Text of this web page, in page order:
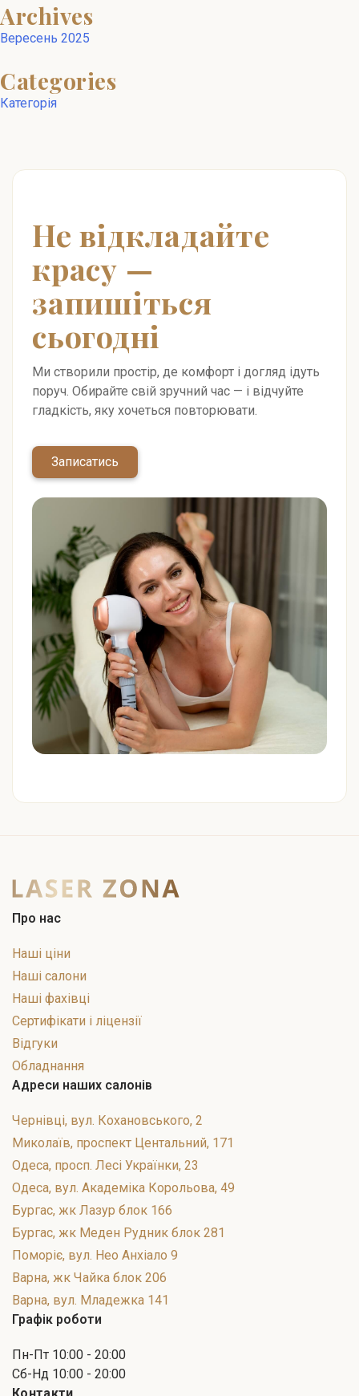
Archives
Вересень 2025
Categories
Категорія
Не відкладайте
красу —
запишіться
сьогодні
Ми створили простір, де комфорт і догляд ідуть
поруч. Обирайте свій зручний час — і відчуйте
гладкість, яку хочеться повторювати.
Записатись
Про нас
Наші ціни
Наші салони
Наші фахівці
Сертифікати і ліцензії
Відгуки
Обладнання
Адреси наших салонів
Чернівці, вул. Кохановського, 2
Миколаїв, проспект Центальний, 171
Одеса, просп. Лесі Українки, 23
Одеса, вул. Академіка Корольова, 49
Бургас, жк Лазур блок 166
Бургас, жк Меден Рудник блок 281
Поморіє, вул. Нео Анхіало 9
Варна, жк Чайка блок 206
Варна, вул. Младежка 141
Графік роботи
Пн-Пт 10:00 - 20:00
Сб-Нд 10:00 - 20:00